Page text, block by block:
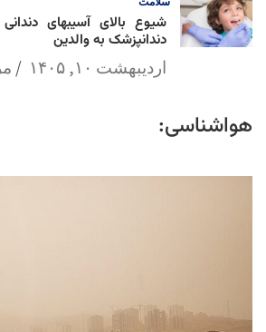
شیوع بالای آسیبهای
دندانپزشک به والدین
اردیبهشت ۱۰, ۱۴۰۵
هواشناسی: